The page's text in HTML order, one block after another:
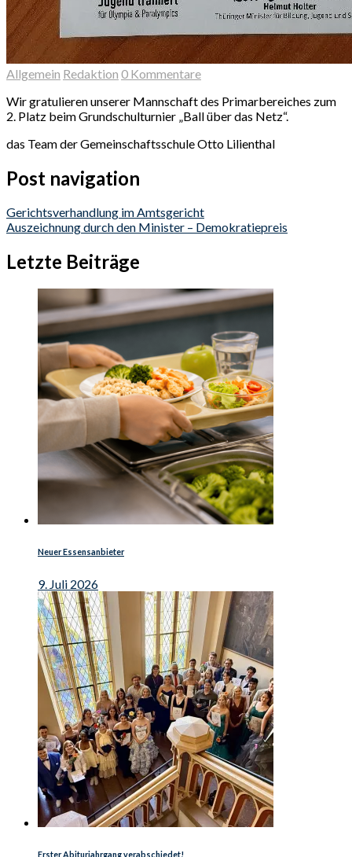
Allgemein Redaktion 0 Kommentare
Wir gratulieren unserer Mannschaft des Primarbereiches zum
2. Platz beim Grundschulturnier „Ball über das Netz“.
das Team der Gemeinschaftsschule Otto Lilienthal
Post navigation
Gerichtsverhandlung im Amtsgericht
Auszeichnung durch den Minister – Demokratiepreis
Letzte Beiträge
Neuer Essensanbieter
9. Juli 2026
Erster Abiturjahrgang verabschiedet!